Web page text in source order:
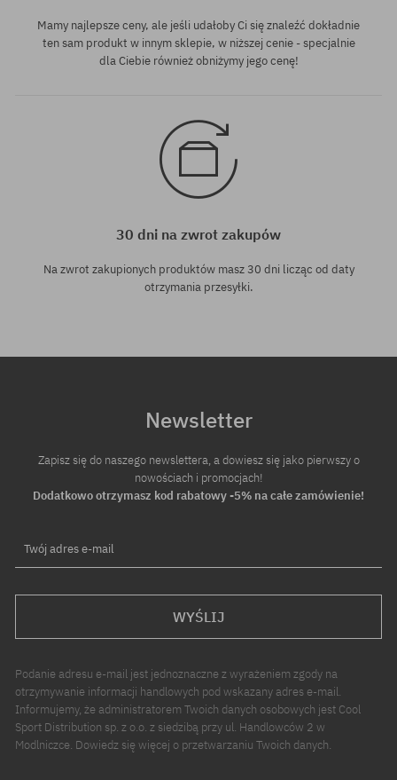
Mamy najlepsze ceny, ale jeśli udałoby Ci się znaleźć dokładnie
ten sam produkt w innym sklepie, w niższej cenie - specjalnie
dla Ciebie również obniżymy jego cenę!
30 dni na zwrot zakupów
Na zwrot zakupionych produktów masz 30 dni licząc od daty
otrzymania przesyłki.
Newsletter
Zapisz się do naszego newslettera, a dowiesz się jako pierwszy o
nowościach i promocjach!
Dodatkowo otrzymasz kod rabatowy -5% na całe zamówienie!
Twój adres e-mail
WYŚLIJ
Podanie adresu e-mail jest jednoznaczne z wyrażeniem zgody na
otrzymywanie informacji handlowych pod wskazany adres e-mail.
Informujemy, że administratorem Twoich danych osobowych jest Cool
Sport Distribution sp. z o.o. z siedzibą przy ul. Handlowców 2 w
Modlniczce. Dowiedz się więcej o przetwarzaniu Twoich danych.